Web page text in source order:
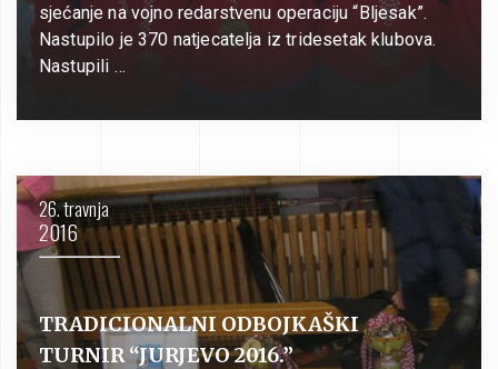
sjećanje na vojno redarstvenu operaciju “Bljesak”.
Nastupilo je 370 natjecatelja iz tridesetak klubova.
Nastupili …
26. travnja
2016
TRADICIONALNI ODBOJKAŠKI
TURNIR “JURJEVO 2016.”